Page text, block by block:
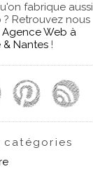
fabrique aussi
? Retrouvez nous
Agence Web à
& Nantes !
catégories